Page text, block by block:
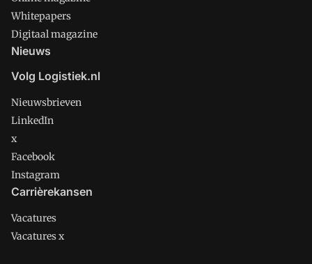
Whitepapers
Digitaal magazine
Nieuws
Volg Logistiek.nl
Nieuwsbrieven
LinkedIn
x
Facebook
Instagram
Carrièrekansen
Vacatures
Vacatures x